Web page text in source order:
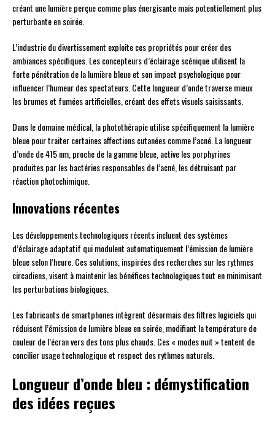
créant une lumière perçue comme plus énergisante mais potentiellement plus
perturbante en soirée.
L’industrie du divertissement exploite ces propriétés pour créer des
ambiances spécifiques. Les concepteurs d’éclairage scénique utilisent la
forte pénétration de la lumière bleue et son impact psychologique pour
influencer l’humeur des spectateurs. Cette longueur d’onde traverse mieux
les brumes et fumées artificielles, créant des effets visuels saisissants.
Dans le domaine médical, la photothérapie utilise spécifiquement la lumière
bleue pour traiter certaines affections cutanées comme l’acné. La longueur
d’onde de 415 nm, proche de la gamme bleue, active les porphyrines
produites par les bactéries responsables de l’acné, les détruisant par
réaction photochimique.
Innovations récentes
Les développements technologiques récents incluent des systèmes
d’éclairage adaptatif qui modulent automatiquement l’émission de lumière
bleue selon l’heure. Ces solutions, inspirées des recherches sur les rythmes
circadiens, visent à maintenir les bénéfices technologiques tout en minimisant
les perturbations biologiques.
Les fabricants de smartphones intègrent désormais des filtres logiciels qui
réduisent l’émission de lumière bleue en soirée, modifiant la température de
couleur de l’écran vers des tons plus chauds. Ces « modes nuit » tentent de
concilier usage technologique et respect des rythmes naturels.
Longueur d’onde bleu : démystification
des idées reçues